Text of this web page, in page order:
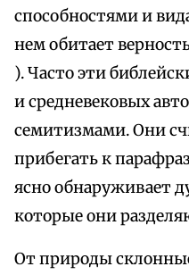
способностями и
нем обитает
). Часто эти
и средневековых
семитизмами. Они
прибегать к
ясно обнаруживает
которые они
От природы